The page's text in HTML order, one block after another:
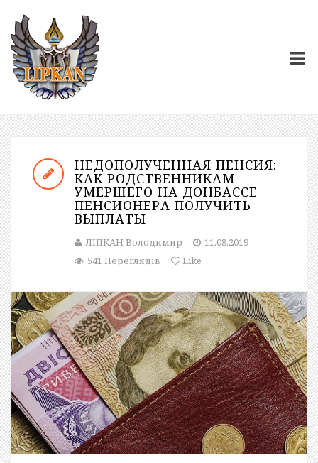
НЕДОПОЛУЧЕННАЯ ПЕНСИЯ:
КАК РОДСТВЕННИКАМ
УМЕРШЕГО НА ДОНБАССЕ
ПЕНСИОНЕРА ПОЛУЧИТЬ
ВЫПЛАТЫ
ЛІПКАН Володимир
11.08.2019
541 Переглядів
Like